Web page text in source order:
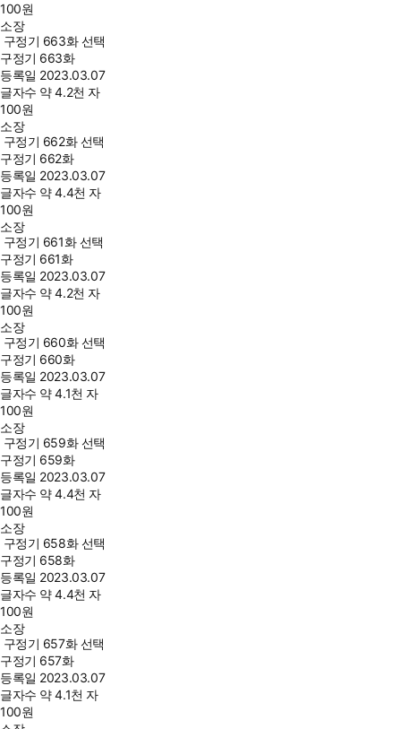
100원
소장
구정기 663화 선택
구정기 663화
등록일 2023.03.07
글자수 약 4.2천 자
100원
소장
구정기 662화 선택
구정기 662화
등록일 2023.03.07
글자수 약 4.4천 자
100원
소장
구정기 661화 선택
구정기 661화
등록일 2023.03.07
글자수 약 4.2천 자
100원
소장
구정기 660화 선택
구정기 660화
등록일 2023.03.07
글자수 약 4.1천 자
100원
소장
구정기 659화 선택
구정기 659화
등록일 2023.03.07
글자수 약 4.4천 자
100원
소장
구정기 658화 선택
구정기 658화
등록일 2023.03.07
글자수 약 4.4천 자
100원
소장
구정기 657화 선택
구정기 657화
등록일 2023.03.07
글자수 약 4.1천 자
100원